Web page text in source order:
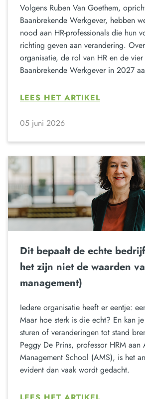
Volgens Ruben Van Goethem,
Baanbrekende Werkgever, hebben
nood aan HR-professionals die hun
richting geven aan verandering.
organisatie, de rol van HR en de vier
Baanbrekende Werkgever in 2027
LEES HET ARTIKEL
05 juni 2026
Dit bepaalt de echte
het zijn niet de waarden
management)
Iedere organisatie heeft er eentje:
Maar hoe sterk is die echt? En kan
sturen of veranderingen tot stand
Peggy De Prins, professor HRM aan
Management School (AMS), is het
evident dan vaak wordt gedacht.